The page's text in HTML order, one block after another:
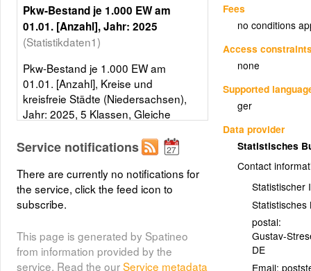
Fees
no conditions
Access
none
Supported
ger
Data provider
Statistisches
Contact
Statistischer
Statistisches
postal:
Gustav-
DE
Email:
Pkw-Bestand je 1.000 EW am
01.01. [Anzahl], Jahr: 2025
(Statistikdaten1)
Pkw-Bestand je 1.000 EW am
01.01. [Anzahl], Kreise und
kreisfreie Städte (Niedersachsen),
Jahr: 2025, 5 Klassen, Gleiche
Layer metadata (xml)
Service notifications
There are currently no notifications for
the service, click the feed icon to
subscribe.
This page is generated by Spatineo
from information provided by the
service. Read the ourService metadata